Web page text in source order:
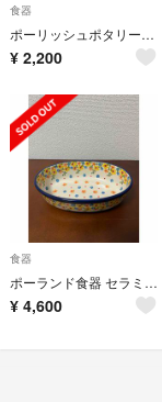
食器
ポーリッシュポタリー ツェラミカ マグカップ
¥ 2,200
食器
ポーランド食器 セラミカ（ツェラミカ） キューティ小判型 ボウル（21cm）
¥ 4,600